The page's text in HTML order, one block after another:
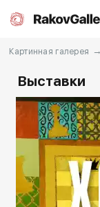
Москва
Каталог
Картинная галерея →
Выставки